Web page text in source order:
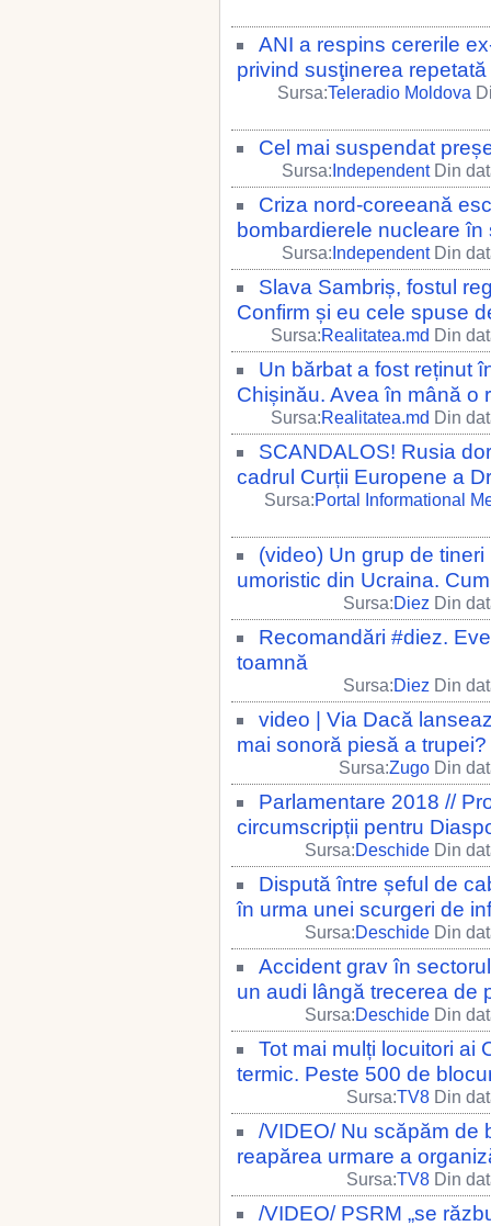
ANI a respins cererile
privind susţinerea
Sursa:Teleradio Moldova
Cel mai suspendat
Sursa: IndependentDin
Criza nord-coreeană
bombardierele nucleare în
Sursa: IndependentDin
Slava Sambriș, fostul
Confirm și eu cele spuse
Sursa:Realitatea.md Din
Un bărbat a fost reținut
Chișinău. Avea în mână o
Sursa:Realitatea.md Din
SCANDALOS! Rusia
cadrul Curții Europene a
Sursa:Portal Informational
(video) Un grup de
umoristic din Ucraina.
Sursa:Diez Din
Recomandări #diez.
toamnă
Sursa:Diez Din
video | Via Dacă
mai sonoră piesă a trupei?
Sursa:Zugo Din
Parlamentare 2018 //
circumscripții pentru
Sursa:Deschide Din
Dispută între șeful de
în urma unei scurgeri de
Sursa:Deschide Din
Accident grav în
un audi lângă trecerea de
Sursa:Deschide Din
Tot mai mulți locuitori ai
termic. Peste 500 de
Sursa:TV8 Din
/VIDEO/ Nu scăpăm de
reapărea urmare a
Sursa:TV8 Din
/VIDEO/ PSRM „se